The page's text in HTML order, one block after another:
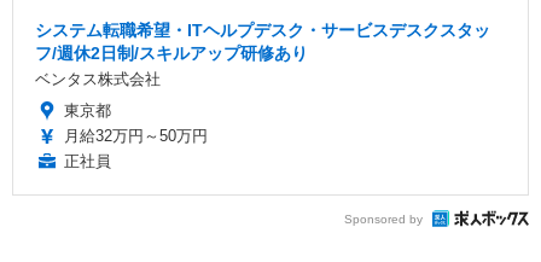
システム転職希望・ITヘルプデスク・サービスデスクスタッ
フ/週休2日制/スキルアップ研修あり
ベンタス株式会社
東京都
月給32万円～50万円
正社員
Sponsored by